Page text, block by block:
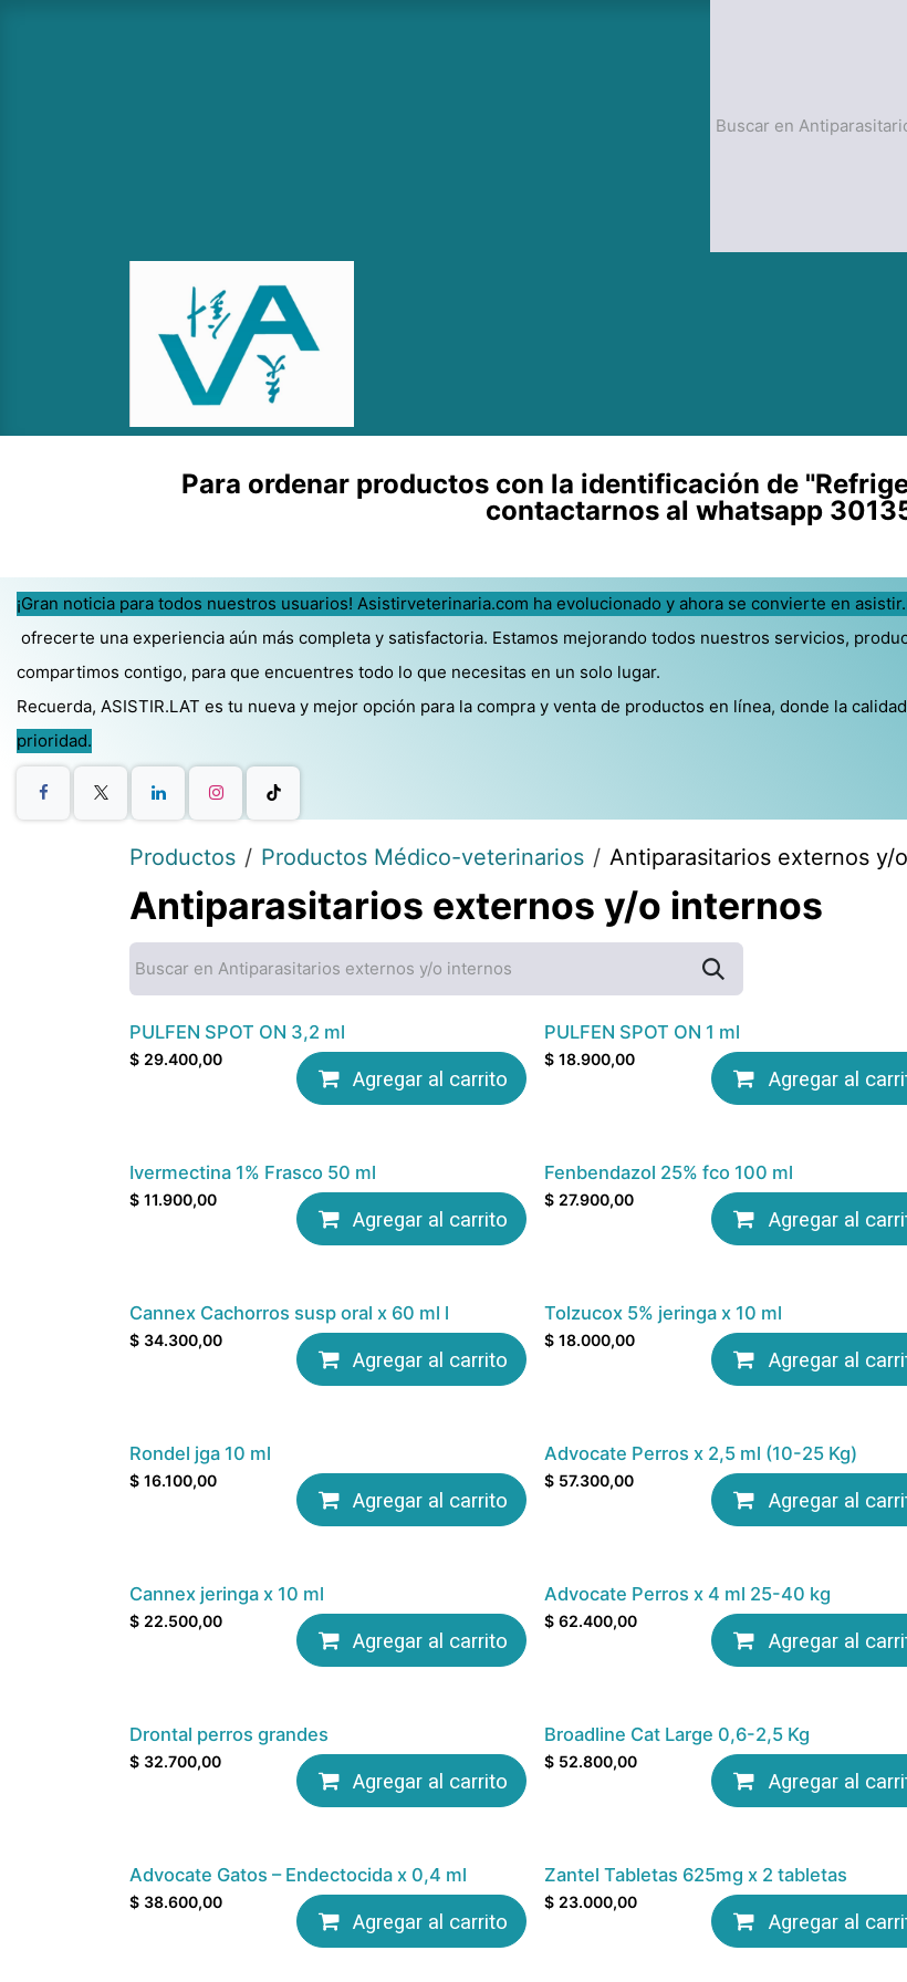
Para ordenar productos con la identificación de
contactarnos al whatsapp
¡Gran noticia para todos nuestros usuarios! Asistirveterinaria.com ha evolucionado y ahora se convierte en
ofrecerte una experiencia aún más completa y satisfactoria. Estamos mejorando todos nuestros servicios,
compartimos contigo, para que encuentres todo lo que necesitas en un solo lugar.​
Recuerda, ASISTIR.LAT es tu nueva y mejor opción para la compra y venta de productos en línea, donde la
prioridad.
Productos Productos Médico-veterinarios Antiparasitarios externos y/
Antiparasitarios externos y/o internos
PULFEN SPOT ON 3,2 ml
$ 29.400,00
Agregar al carrito
PULFEN SPOT ON 1 ml
$18.900,00
Agregar al
Ivermectina 1% Frasco 50 ml
$ 11.900,00
Agregar al carrito
Fenbendazol 25% fco 100 ml
$ 27.900,00
Agregar al
Cannex Cachorros susp oral x 60 ml l
$ 34.300,00
Agregar al carrito
Tolzucox 5% jeringa x 10 ml
$18.000,00
Agregar al
Rondel jga 10 ml
$ 16.100,00
Agregar al carrito
Advocate Perros x 2,5 ml (10-25 Kg)
$ 57.300,00
Agregar al
Cannex jeringa x 10 ml
$ 22.500,00
Agregar al carrito
Advocate Perros x 4 ml 25-40 kg
$62.400,00
Agregar al
Drontal perros grandes
$ 32.700,00
Agregar al carrito
Broadline Cat Large 0,6-2,5 Kg
$ 52.800,00
Agregar al
Advocate Gatos – Endectocida x 0,4 ml
$ 38.600,00
Agregar al carrito
Zantel Tabletas 625mg x 2 tabletas
$ 23.000,00
Agregar al